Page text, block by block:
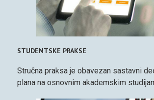
STUDENTSKE PRAKSE
Stručna praksa je obavezan sastavni
plana na osnovnim akademskim